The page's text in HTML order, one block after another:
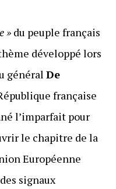
»du peuple français
développé lors
général De
française
l’imparfait pour
le chapitre de la
Européenne
signaux